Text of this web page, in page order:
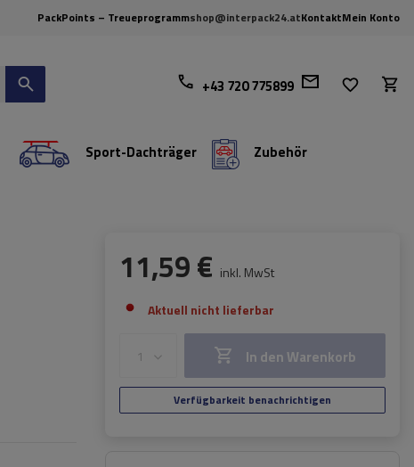
PackPoints – Treueprogrammshop@interpack24.atKontaktMein Konto
+43 720 775899
Sport-Dachträger Zubehör
11,59 € inkl. MwSt
Aktuell nicht lieferbar
In den Warenkorb
Verfügbarkeit benachrichtigen